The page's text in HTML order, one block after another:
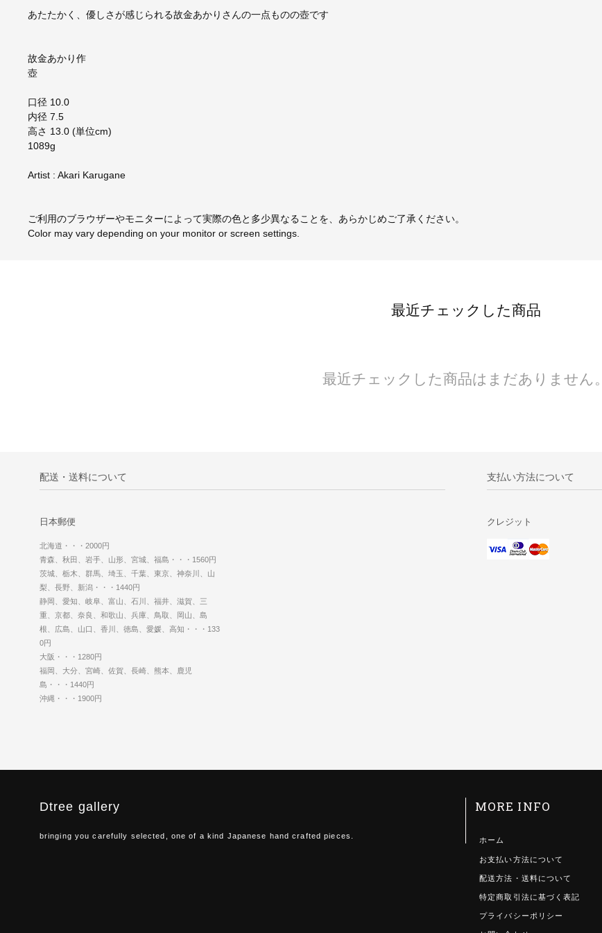
あたたかく、優しさが感じられる故金あかりさんの一点ものの壺です
故金あかり作
壺
口径 10.0
内径 7.5
高さ 13.0 (単位cm)
1089g
Artist : Akari Karugane
ご利用のブラウザーやモニターによって実際の色と多少異なることを、あらかじめご了承ください。
Color may vary depending on your monitor or screen settings.
最近チェックした商品
最近チェックした商品はまだありません。
配送・送料について
日本郵便
北海道・・・2000円
青森、秋田、岩手、山形、宮城、福島・・・1560円
茨城、栃木、群馬、埼玉、千葉、東京、神奈川、山
梨、長野、新潟・・・1440円
静岡、愛知、岐阜、富山、石川、福井、滋賀、三
重、京都、奈良、和歌山、兵庫、鳥取、岡山、島
根、広島、山口、香川、徳島、愛媛、高知・・・133
0円
大阪・・・1280円
福岡、大分、宮崎、佐賀、長崎、熊本、鹿児
島・・・1440円
沖縄・・・1900円
支払い方法について
クレジット
Dtree gallery
bringing you carefully selected, one of a kind Japanese hand crafted pieces.
MORE INFO
ホーム
お支払い方法について
配送方法・送料について
特定商取引法に基づく表記
プライバシーポリシー